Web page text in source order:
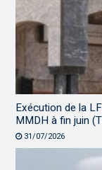
Exécution de la
MMDH à fin juin
31/07/2026